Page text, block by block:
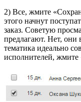
2) Все, жмите
этого начнут
заказ. Советую
предлагают. Нет, они
тематика идеально
исполнителей, жмите